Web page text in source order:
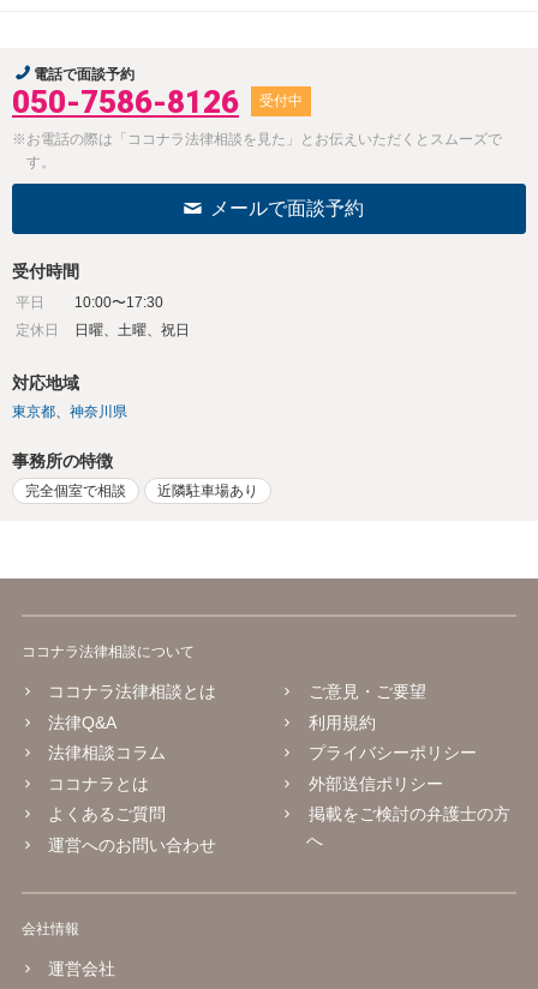
電話で面談予約
050-7586-8126 受付中
※お電話の際は「ココナラ法律相談を見た」とお伝えいただくとスムーズで
す。
メールで面談予約
受付時間
平日
10:00〜17:30
定休日
日曜、土曜、祝日
対応地域
東京都 神奈川県
事務所の特徴
完全個室で相談 近隣駐車場あり
ココナラ法律相談について
ココナラ法律相談とは
法律Q&A
法律相談コラム
ココナラとは
よくあるご質問
運営へのお問い合わせ
ご意見・ご要望
利用規約
プライバシーポリシー
外部送信ポリシー
掲載をご検討の弁護士の方
へ
会社情報
運営会社